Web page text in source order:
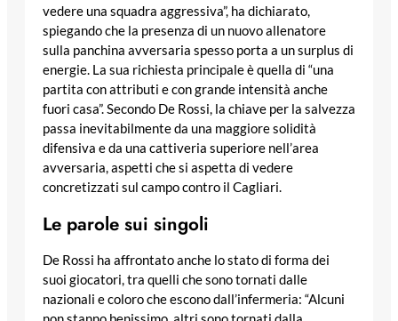
vedere una squadra aggressiva”, ha dichiarato,
spiegando che la presenza di un nuovo allenatore
sulla panchina avversaria spesso porta a un surplus di
energie. La sua richiesta principale è quella di “una
partita con attributi e con grande intensità anche
fuori casa”. Secondo De Rossi, la chiave per la salvezza
passa inevitabilmente da una maggiore solidità
difensiva e da una cattiveria superiore nell’area
avversaria, aspetti che si aspetta di vedere
concretizzati sul campo contro il Cagliari.
Le parole sui singoli
De Rossi ha affrontato anche lo stato di forma dei
suoi giocatori, tra quelli che sono tornati dalle
nazionali e coloro che escono dall’infermeria: “Alcuni